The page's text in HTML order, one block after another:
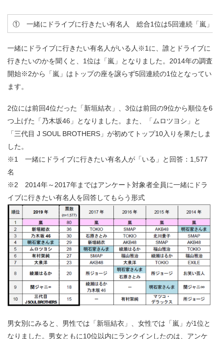
① 一緒にドライブに行きたい有名人 総合1位は5回連続「嵐」
一緒にドライブに行きたい有名人がいる人※1に、誰とドライブに
行きたいのかを聞くと、1位は「嵐」となりました。2014年の調査
開始※2から「嵐」はトップの座を譲らず5回連続の1位となってい
ます。
2位には前回4位だった「新垣結衣」、3位は前回の9位から順位を6
つ上げた「乃木坂46」となりました。また、「ムロツヨシ」と
「三代目 J SOUL BROTHERS」が初めてトップ10入りを果たしま
した。
※1 一緒にドライブに行きたい有名人が「いる」と回答：1,577
名
※2 2014年～2017年まではアンケート対象者全員に一緒にドラ
イブに行きたい有名人を回答してもらう形式
男女別にみると、男性では「新垣結衣」、女性では「嵐」が1位と
なりました。男女ともに10位以内にランクインしたのは、アンケ